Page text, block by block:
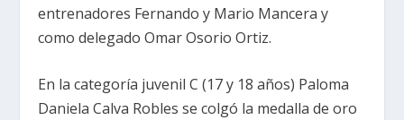
entrenadores Fernando y Mario Mancera y
como delegado Omar Osorio Ortiz.
En la categoría juvenil C (17 y 18 años) Paloma
Daniela Calva Robles se colgó la medalla de oro